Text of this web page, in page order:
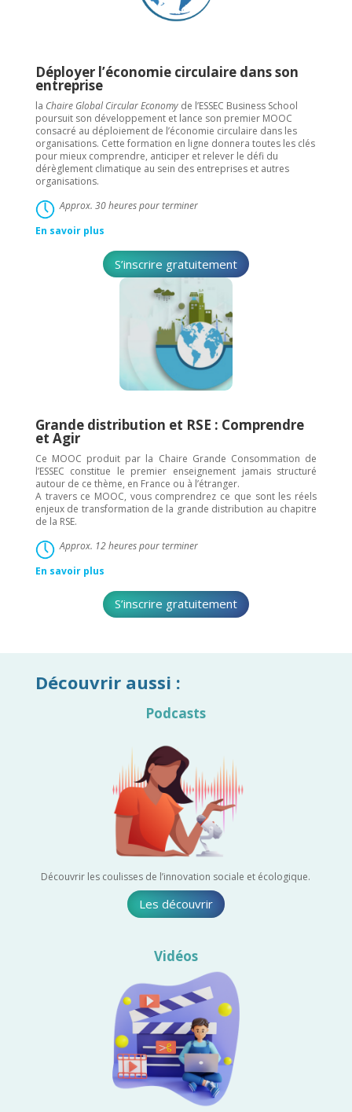
Déployer l’économie circulaire dans son
entreprise
la Chaire Global Circular Economy de l’ESSEC Business School
poursuit son développement et lance son premier MOOC
consacré au déploiement de l’économie circulaire dans les
organisations. Cette formation en ligne donnera toutes les clés
pour mieux comprendre, anticiper et relever le défi du
dérèglement climatique au sein des entreprises et autres
organisations.
Approx. 30 heures pour terminer
En savoir plus
S’inscrire gratuitement
Grande distribution et RSE : Comprendre
et Agir
Ce MOOC produit par la Chaire Grande Consommation de
l’ESSEC constitue le premier enseignement jamais structuré
autour de ce thème, en France ou à l’étranger.
A travers ce MOOC, vous comprendrez ce que sont les réels
enjeux de transformation de la grande distribution au chapitre
de la RSE.
Approx. 12 heures pour terminer
En savoir plus
S’inscrire gratuitement
Découvrir aussi :
Podcasts
Découvrir les coulisses de l’innovation sociale et écologique.
Les découvrir
Vidéos